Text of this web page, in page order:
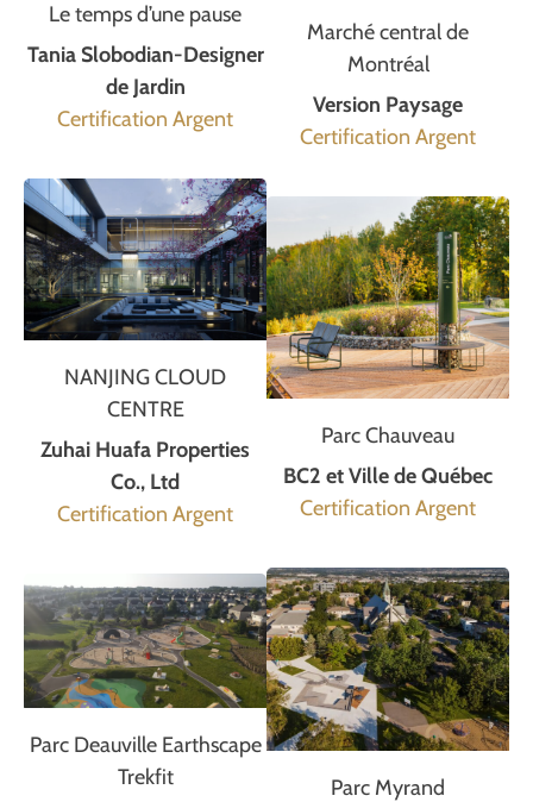
Le temps d’une pause
Tania Slobodian-Designer
de Jardin
Certification Argent
NANJING CLOUD
CENTRE
Zuhai Huafa Properties
Co., Ltd
Certification Argent
Parc Deauville Earthscape
Trekfit
Marché central de
Montréal
Version Paysage
Certification Argent
Parc Chauveau
BC2 et Ville de Québec
Certification Argent
Parc Myrand